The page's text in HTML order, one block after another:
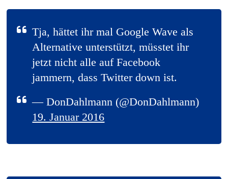
Tja, hättet ihr mal Google Wave als
Alternative unterstützt, müsstet ihr
jetzt nicht alle auf Facebook
jammern, dass Twitter down ist.
— DonDahlmann (@DonDahlmann)
19. Januar 2016